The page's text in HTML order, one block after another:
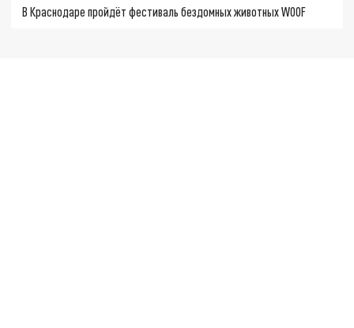
В Краснодаре пройдёт фестиваль бездомных животных WOOF